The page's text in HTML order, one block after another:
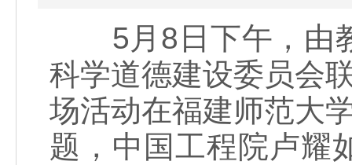
5月8日下午，由教
科学道德建设委员会
场活动在福建师范大
题，中国工程院卢耀